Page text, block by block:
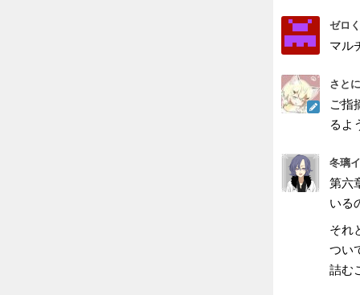
ゼロ
マル
さと
ご指
るよ
冬璃
第六
いる
それ
つい
詰む